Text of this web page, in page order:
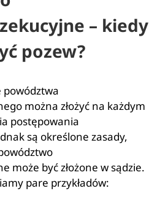
– kiedy
pozew?
powództwa
można złożyć na każdym
postępowania
są określone zasady,
może być złożone w sądzie.
pare przykładów: